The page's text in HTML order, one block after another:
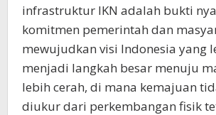
infrastruktur IKN adalah bukti
komitmen pemerintah dan
mewujudkan visi Indonesia yang
menjadi langkah besar menuju
lebih cerah, di mana kemajuan
diukur dari perkembangan fisik